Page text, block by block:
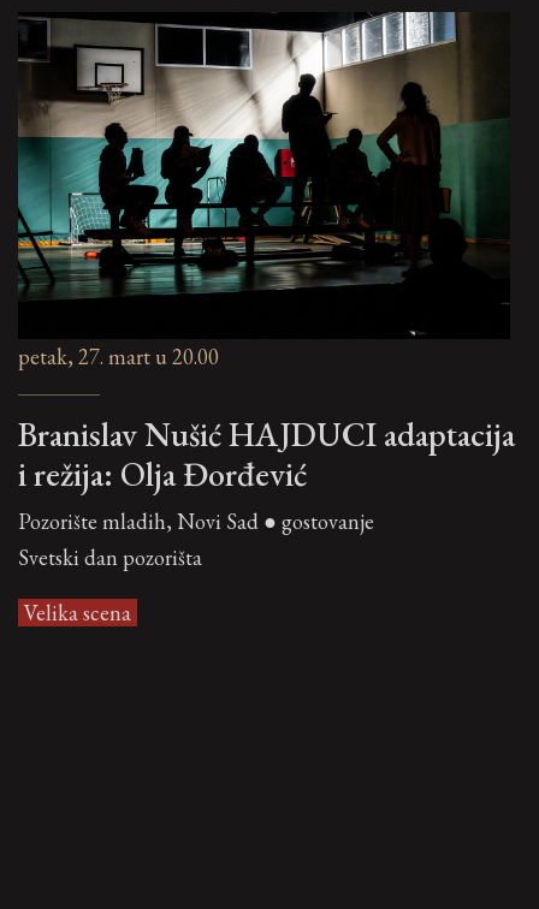
petak, 27. mart u 20.00
Branislav Nušić HAJDUCI adaptacija
i režija: Olja Đorđević
Pozorište mladih, Novi Sad ● gostovanje
Svetski dan pozorišta
Velika scena